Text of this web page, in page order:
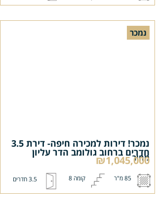
נמכר
נמכר! דירות למכירה חיפה- דירת 3.5
חדרים ברחוב גולומב הדר עליון
מחיר
₪1,045,000
85 מ"ר קומה 8 3.5 חדרים